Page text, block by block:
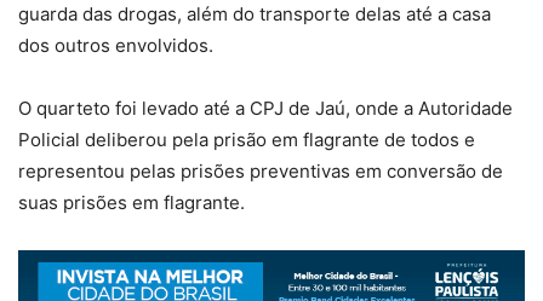
guarda das drogas, além do transporte delas até a casa
dos outros envolvidos.
O quarteto foi levado até a CPJ de Jaú, onde a Autoridade
Policial deliberou pela prisão em flagrante de todos e
representou pelas prisões preventivas em conversão de
suas prisões em flagrante.